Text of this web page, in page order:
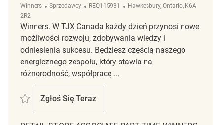
Winners Kategoria
Sprzedawcy ReqId
REQ115931 Lokalizacja
Hawkesbury, Ontario, K6A
2R2
Winners. W TJX Canada każdy dzień przynosi nowe
możliwości rozwoju, zdobywania wiedzy i
odniesienia sukcesu. Będziesz częścią naszego
energicznego zespołu, który stawia na
różnorodność, współpracę ...
Zapisać Retail Store Associate Part Time Winners REQ115931
Zgłoś Się Teraz
Retail Store Associate Part Time Winners